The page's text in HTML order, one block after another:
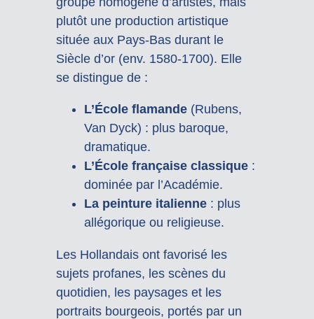
plutôt une production artistique
située aux Pays-Bas durant le
Siècle d’or (env. 1580-1700). Elle
se distingue de :
L’École flamande(Rubens,
Van Dyck) : plus baroque,
dramatique.
L’École française classique:
dominée par l’Académie.
La peinture italienne: plus
allégorique ou religieuse.
Les Hollandais ont favorisé les
sujets profanes, les scènes du
quotidien, les paysages et les
portraits bourgeois, portés par un